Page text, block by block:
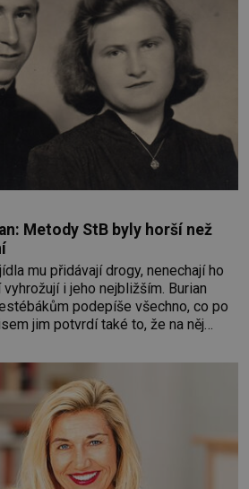
Metody StB byly horší než
mu přidávají drogy, nenechají ho
i jeho nejbližším. Burian
podepíše všechno, co po
jim potvrdí také to, že na něj
chce být knězem a